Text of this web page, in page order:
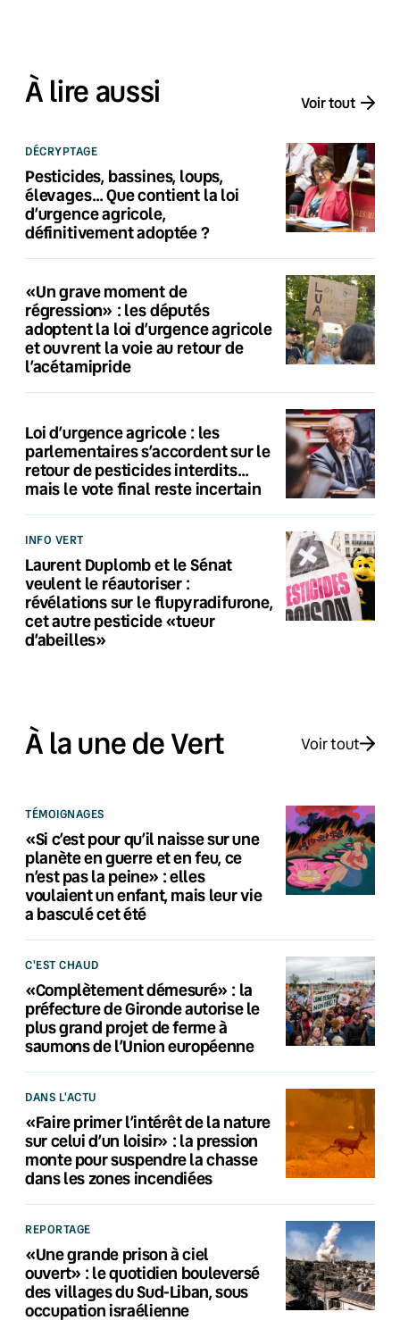
À lire aussi Voir tout
DÉCRYPTAGE
Pesticides, bassines, loups,
élevages… Que contient la loi
d’urgence agricole,
définitivement adoptée ?
«Un grave moment de
régression» : les députés
adoptent la loi d’urgence agricole
et ouvrent la voie au retour de
l’acétamipride
Loi d’urgence agricole : les
parlementaires s’accordent sur le
retour de pesticides interdits…
mais le vote final reste incertain
INFO VERT
Laurent Duplomb et le Sénat
veulent le réautoriser :
révélations sur le flupyradifurone,
cet autre pesticide «tueur
d’abeilles»
À la une de Vert Voir tout
TÉMOIGNAGES
«Si c’est pour qu’il naisse sur une
planète en guerre et en feu, ce
n’est pas la peine» : elles
voulaient un enfant, mais leur vie
a basculé cet été
C'EST CHAUD
«Complètement démesuré» : la
préfecture de Gironde autorise le
plus grand projet de ferme à
saumons de l’Union européenne
DANS L'ACTU
«Faire primer l’intérêt de la nature
sur celui d’un loisir» : la pression
monte pour suspendre la chasse
dans les zones incendiées
REPORTAGE
«Une grande prison à ciel
ouvert» : le quotidien bouleversé
des villages du Sud-Liban, sous
occupation israélienne